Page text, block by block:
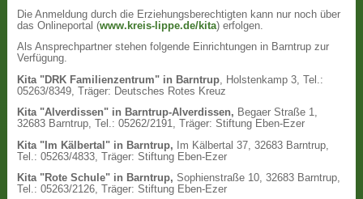
Die Anmeldung durch die Erziehungsberechtigten kann nur noch über
das Onlineportal (www.kreis-lippe.de/kita) erfolgen.
Als Ansprechpartner stehen folgende Einrichtungen in Barntrup zur
Verfügung.
Kita "DRK Familienzentrum" in Barntrup , Holstenkamp 3, Tel.:
05263/8349, Träger: Deutsches Rotes Kreuz
Kita "Alverdissen" in Barntrup-Alverdissen, Begaer Straße 1,
32683 Barntrup, Tel.: 05262/2191, Träger: Stiftung Eben-Ezer
Kita "Im Kälbertal" in Barntrup,
Im Kälbertal 37, 32683 Barntrup,
Tel.: 05263/4833, Träger: Stiftung Eben-Ezer
Kita "Rote Schule" in Barntrup, Sophienstraße 10, 32683 Barntrup,
Tel.: 05263/2126, Träger: Stiftung Eben-Ezer